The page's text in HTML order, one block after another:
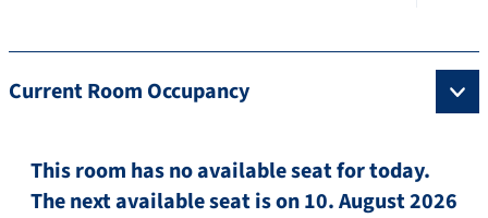
Current Room Occupancy
This room has no available seat for today.
The next available seat is on 10. August 2026